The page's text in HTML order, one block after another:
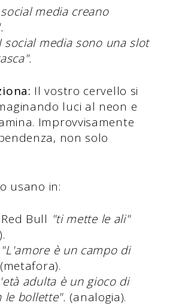
media creano
social media sono una slot
Il vostro cervello si
luci al neon e
Improvvisamente
non solo
usano in:
Bull "ti mette le ali"
"L'amore è un campo di
adulta è un gioco di
le bollette". (analogia).